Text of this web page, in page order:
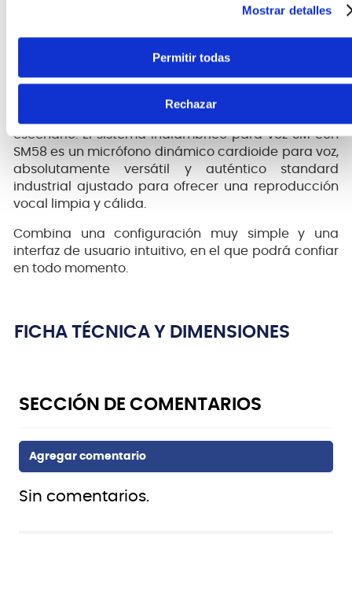
Mostrar detalles
Permitir todas
Rechazar
Shurecombinan
un sonido de calidad profesional con una fácil
configuración y una interfaz intuitiva para lograr el
Construidos con precisión de manera de hacer más
escenario. El sistema inalámbrico para voz SM con
SM58 es un micrófono dinámico cardioide para voz,
absolutamente versátil y auténtico standard
industrial ajustado para ofrecer una reproducción
vocal limpia y cálida.
Combina una configuración muy simple y una
interfaz de usuario intuitivo, en el que podrá confiar
en todo momento.
FICHA TÉCNICA Y DIMENSIONES
Sin comentarios.